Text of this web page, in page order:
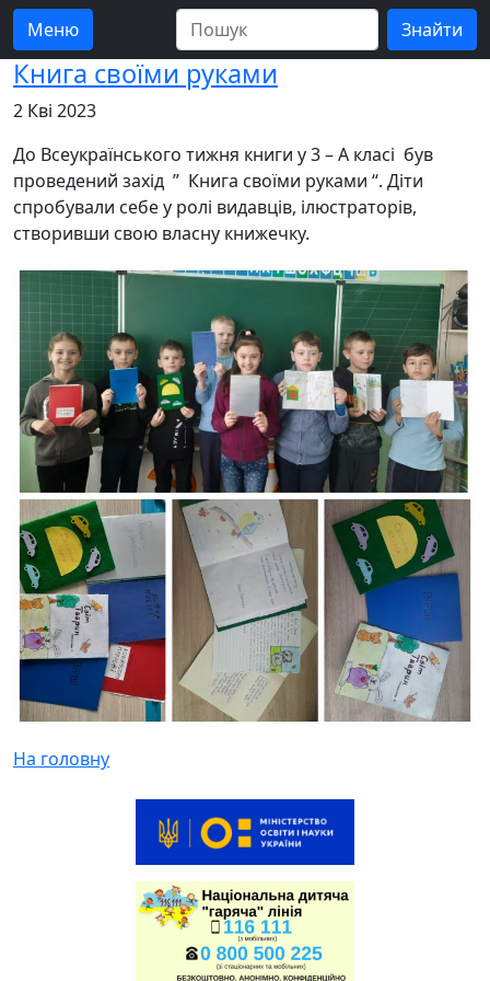
Меню
Книга своїми руками
2 Кві 2023
До Всеукраїнського тижня книги у 3 – А класі був
проведений захід ” Книга своїми руками “. Діти
спробували себе у ролі видавців, ілюстраторів,
створивши свою власну книжечку.
На головну